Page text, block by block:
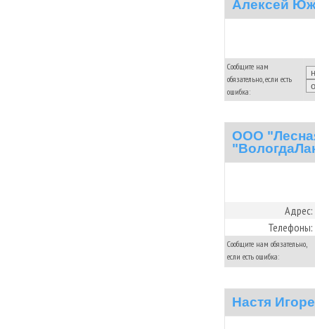
Алексей
Сообщите нам
обязательно, если есть
ошибка:
ООО
Адрес:
Телефоны:
Сообщите нам обязательно,
если есть ошибка:
Настя